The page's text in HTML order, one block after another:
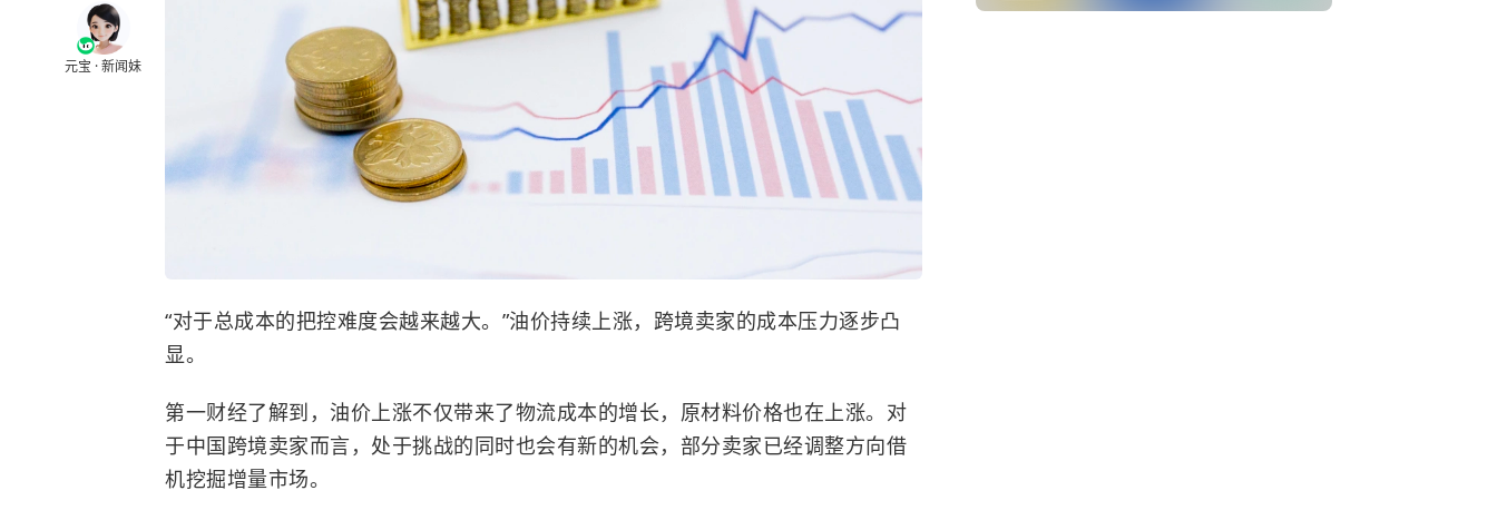
元宝 · 新闻妹
“对于总成本的把控难度会越来越大。”油价持续上涨，跨境卖家的成本压力逐步凸
显。
第一财经了解到，油价上涨不仅带来了物流成本的增长，原材料价格也在上涨。对
于中国跨境卖家而言，处于挑战的同时也会有新的机会，部分卖家已经调整方向借
机挖掘增量市场。